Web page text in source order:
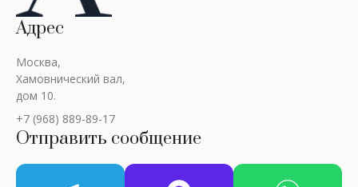
Адрес
Москва,
Хамовнический вал,
дом 10.
+7 (968) 889-89-17
Отправить сообщение